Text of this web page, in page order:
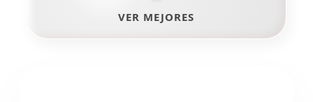
VER MEJORES